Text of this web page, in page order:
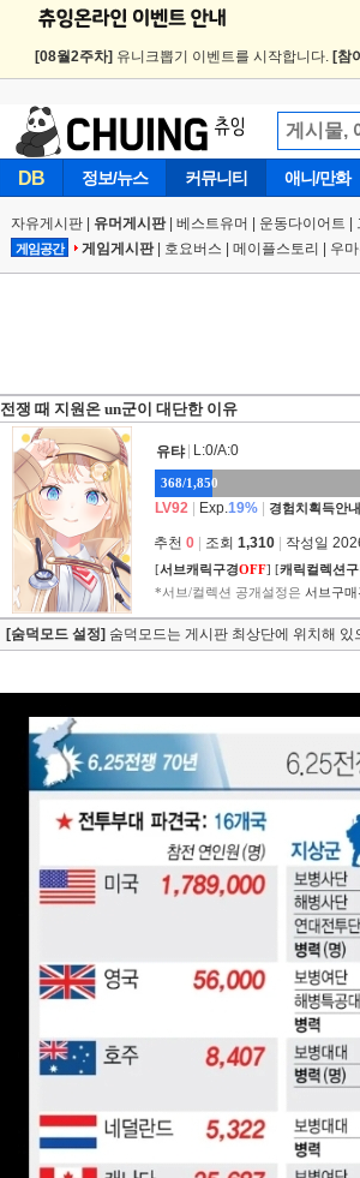
[08월2주차] 유니크뽑기 이벤트를 시작합니다. [참
DB 정보/뉴스 커뮤니티 애니/만화
자유게시판 유머게시판| 베스트유머 운동다이어트 |
게임공간 게임게시판| 호요버스 메이플스토리 우
전쟁 때 지원온 un군이 대단한 이유
유탸 L:0/A:0
368/1,850
LV92 Exp.19% 경험치획득안
추천 0 조회 1,310 작성일
[서브캐릭구경OFF] [캐릭컬렉션구
*서브/컬렉션 공개설정은 서브구
[숨덕모드 설정] 숨덕모드는 게시판 최상단에 위치해